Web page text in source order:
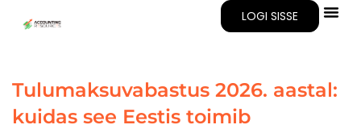
LOGI SISSE
Tulumaksuvabastus 2026. aastal:
kuidas see Eestis toimib